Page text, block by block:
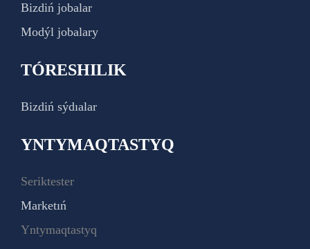
Bizdiń jobalar
Modýl jobalary
TÓRESHILIK
Bizdiń sýdıalar
YNTYMAQTASTYQ
Seriktester
Marketıń
Yntymaqtastyq